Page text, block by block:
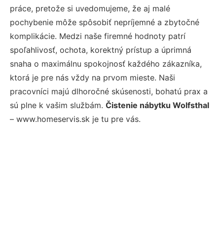
práce, pretože si uvedomujeme, že aj malé
pochybenie môže spôsobiť nepríjemné a zbytočné
komplikácie. Medzi naše firemné hodnoty patrí
spoľahlivosť, ochota, korektný prístup a úprimná
snaha o maximálnu spokojnosť každého zákazníka,
ktorá je pre nás vždy na prvom mieste. Naši
pracovníci majú dlhoročné skúsenosti, bohatú prax a
sú plne k vašim službám. Čistenie nábytku Wolfsthal
– www.homeservis.sk je tu pre vás.